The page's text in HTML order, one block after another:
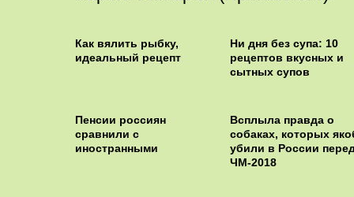
Как вялить рыбку,
идеальный рецепт
Ни дня без супа: 10
рецептов вкусных и
сытных супов
Пенсии россиян
сравнили с
иностранными
Всплыла правда о
собаках, которых
убили в России
ЧМ-2018